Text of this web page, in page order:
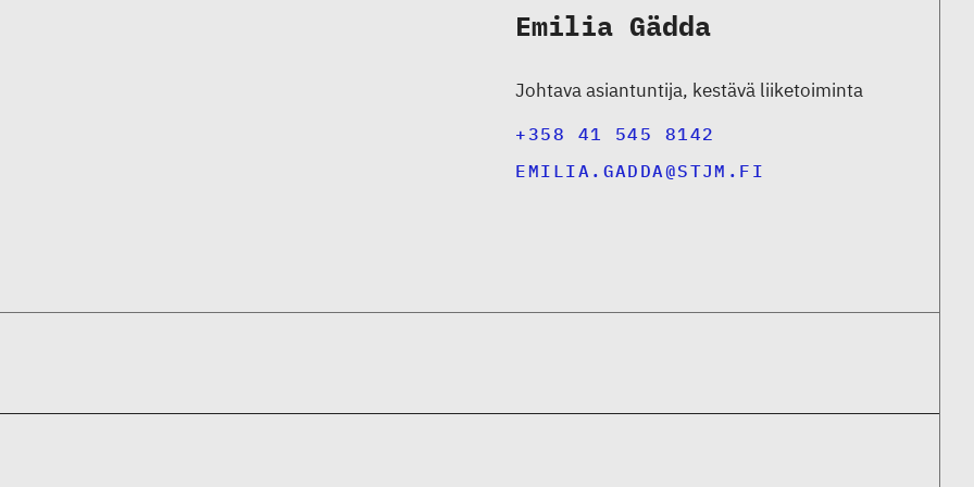
Emilia Gädda
Johtava asiantuntija, kestävä liiketoiminta
+358 41 545 8142
EMILIA.GADDA@STJM.FI